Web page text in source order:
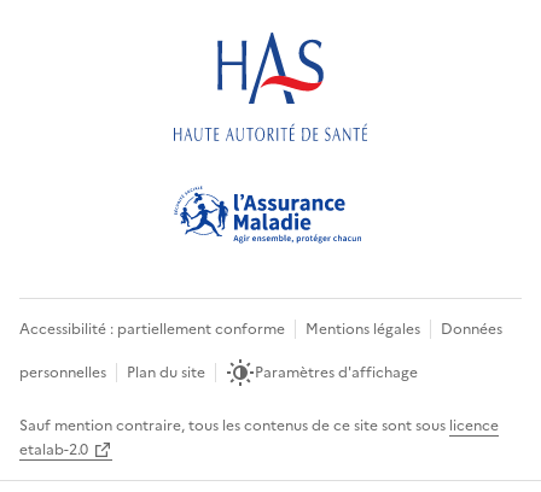
Accessibilité : partiellement conforme Mentions légales
Données
personnelles
Plan du site Paramètres d'affichage
Sauf mention contraire, tous les contenus de ce site sont sous licence
etalab-2.0